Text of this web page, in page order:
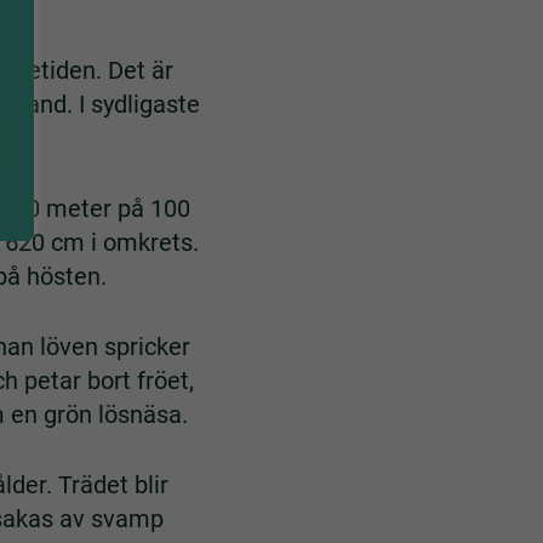
Det är
I sydligaste
20 meter på 100
cm i omkrets.
hösten.
löven spricker
petar bort fröet,
grön lösnäsa.
Trädet blir
av svamp